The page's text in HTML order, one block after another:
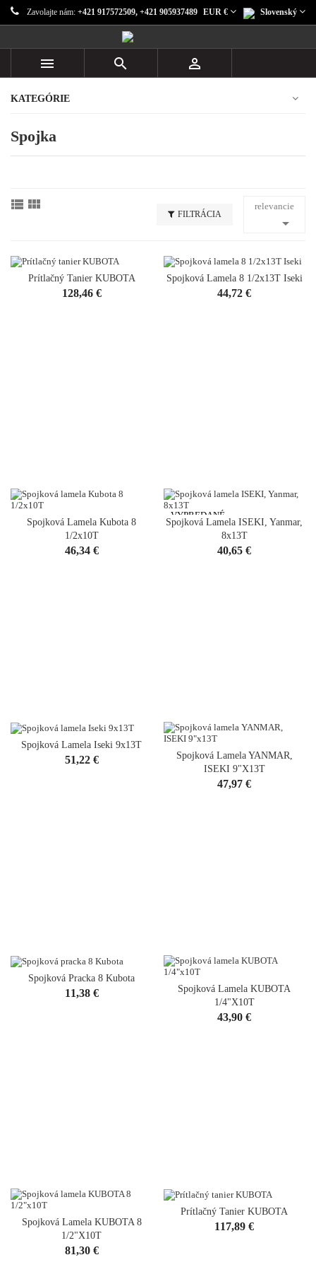
Zavolajte nám: +421 917572509, +421 905937489 Slovenský
EUR €
  
KATEGÓRIE
Spojka
 
FILTRÁCIA
relevancie

Prítlačný Tanier KUBOTA
Cena
128,46 €
Spojková Lamela 8 1/2x13T Iseki
Cena
44,72 €
Spojková Lamela Kubota 8
1/2x10T
Cena
46,34 €
Spojková Lamela ISEKI, Yanmar,
8x13T
Cena
40,65 €
VYPREDANÉ
Spojková Lamela Iseki 9x13T
Cena
51,22 €
Spojková Lamela YANMAR,
ISEKI 9"x13T
Cena
47,97 €
Spojková Pracka 8 Kubota
Cena
11,38 €
Spojková Lamela KUBOTA
1/4"x10T
Cena
43,90 €
Spojková Lamela KUBOTA 8
1/2"x10T
Cena
81,30 €
Prítlačný Tanier KUBOTA
Cena
117,89 €